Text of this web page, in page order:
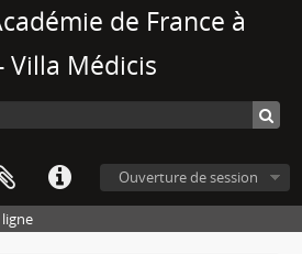
de France à
Villa Médicis
Ouverture de session